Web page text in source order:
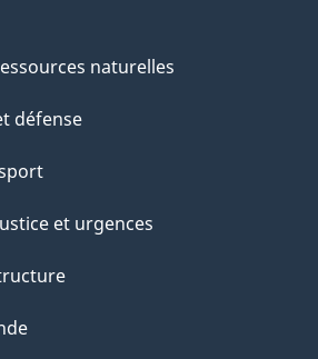
naturelles
défense
et urgences